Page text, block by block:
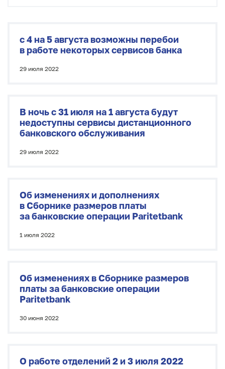
с 4 на 5 августа возможны перебои
в работе некоторых сервисов банка
29 июля 2022
В ночь с 31 июля на 1 августа будут
недоступны сервисы дистанционного
банковского обслуживания
29 июля 2022
Об изменениях и дополнениях
в Сборнике размеров платы
за банковские операции Paritetbank
1 июля 2022
Об изменениях в Сборнике размеров
платы за банковские операции
Paritetbank
30 июня 2022
О работе отделений 2 и 3 июля 2022